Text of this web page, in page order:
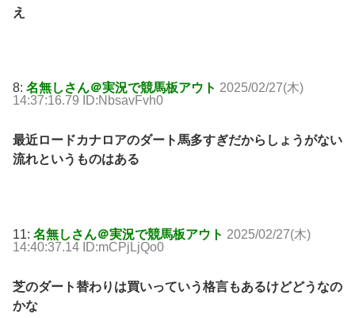
え
8: 名無しさん＠実況で競馬板アウト 2025/02/27(木)
14:37:16.79 ID:NbsavFvh0
最近ロードカナロアのダート馬多すぎだからしょうがない
流れというものはある
11: 名無しさん＠実況で競馬板アウト 2025/02/27(木)
14:40:37.14 ID:mCPjLjQo0
芝のダート替わりは買いっていう格言もあるけどどうなの
かな